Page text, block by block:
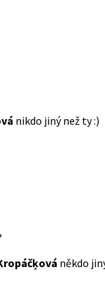
nikdo jiný než ty :)
někdo